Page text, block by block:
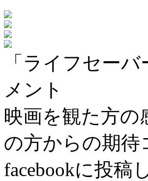
「ライフセー
メント
映画を観た方の
の方からの期
facebookに投稿